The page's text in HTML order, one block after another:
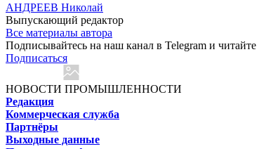
АНДРЕЕВ Николай
Выпускающий редактор
Все материалы автора
Подписывайтесь на наш канал в Telegram и
Подписаться
НОВОСТИ ПРОМЫШЛЕННОСТИ
Редакция
Коммерческая служба
Партнёры
Выходные данные